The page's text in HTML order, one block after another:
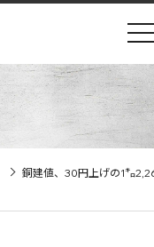
銅建値、30円上げの1㌔